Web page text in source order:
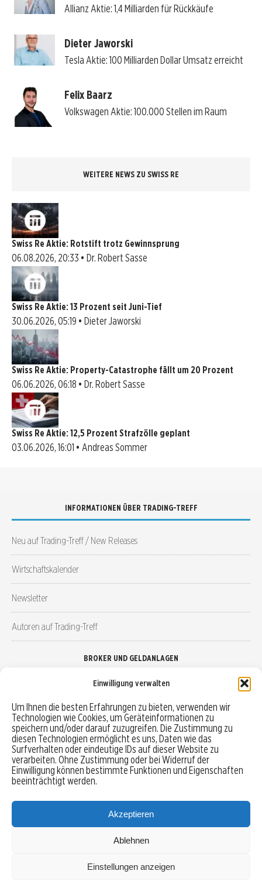
Einwilligung verwalten
Um Ihnen die besten Erfahrungen zu bieten, verwenden wir
Technologien wie Cookies, um Geräteinformationen zu
speichern und/oder darauf zuzugreifen. Die Zustimmung zu
diesen Technologien ermöglicht es uns, Daten wie das
Surfverhalten oder eindeutige IDs auf dieser Website zu
verarbeiten. Ohne Zustimmung oder bei Widerruf der
Einwilligung können bestimmte Funktionen und Eigenschaften
beeinträchtigt werden.
Akzeptieren
Ablehnen
Einstellungen anzeigen
Allianz Aktie: 1,4 Milliarden für Rückkäufe
Dieter Jaworski
Tesla Aktie: 100 Milliarden Dollar Umsatz erreicht
Felix Baarz
Volkswagen Aktie: 100.000 Stellen im Raum
WEITERE NEWS ZU SWISS RE
Swiss Re Aktie: Rotstift trotz Gewinnsprung
06.08.2026, 20:33 • Dr. Robert Sasse
Swiss Re Aktie: 13 Prozent seit Juni-Tief
30.06.2026, 05:19 • Dieter Jaworski
Swiss Re Aktie: Property-Catastrophe fällt um 20 Prozent
06.06.2026, 06:18 • Dr. Robert Sasse
Swiss Re Aktie: 12,5 Prozent Strafzölle geplant
03.06.2026, 16:01 • Andreas Sommer
INFORMATIONEN ÜBER TRADING-TREFF
Neu auf Trading-Treff / New Releases
Wirtschaftskalender
Newsletter
Autoren auf Trading-Treff
BROKER UND GELDANLAGEN
Robo-Advisor vergleichen
Depotvergleich
Festgeld vergleichen
Tagesgeld vergleichen